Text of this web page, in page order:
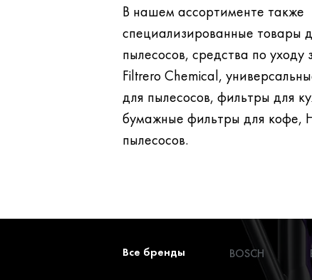
В нашем ассортименте также
специализированные товары
пылесосов, средства по уходу за бытовой техникой
Filtrero Chemical,
для пылесосов, фильтры для кухонных вытяжек,
бумажные фильтры для кофе,
пылесосов.
Все бренды BOSCH